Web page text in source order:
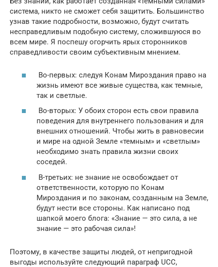
система, никто не сможет себя защитить. Большинство
узнав такие подробности, возможно, будут считать
несправедливым подобную систему, сложившуюся во
всем мире. Я поспешу огорчить ярых сторонников
справедливости своим субъективным мнением.
Во-первых: следуя Конам Мироздания право на
жизнь имеют все живые существа, как темные,
так и светлые.
Во-вторых: У обоих сторон есть свои правила
поведения для внутреннего пользования и для
внешних отношений. Чтобы жить в равновесии
и мире на одной Земле «темным» и «светлым»
необходимо знать правила жизни своих
соседей.
В-третьих: не знание не освобождает от
ответственности, которую по Конам
Мироздания и по законам, созданным на Земле,
будут нести все стороны. Как написано под
шапкой моего блога: «Знание — это сила, а не
знание — это рабочая сила»!
Поэтому, в качестве защиты людей, от непригодной
выгоды используйте следующий параграф UCC,